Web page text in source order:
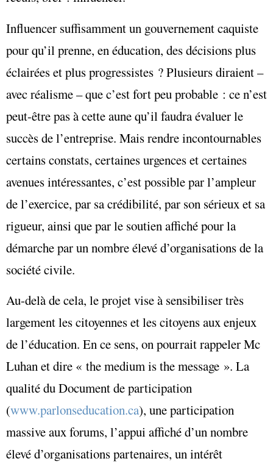
Influencer suffisamment un gouvernement caquiste
pour qu’il prenne, en éducation, des décisions plus
éclairées et plus progressistes ? Plusieurs diraient –
avec réalisme – que c’est fort peu probable : ce n’est
peut-être pas à cette aune qu’il faudra évaluer le
succès de l’entreprise. Mais rendre incontournables
certains constats, certaines urgences et certaines
avenues intéressantes, c’est possible par l’ampleur
de l’exercice, par sa crédibilité, par son sérieux et sa
rigueur, ainsi que par le soutien affiché pour la
démarche par un nombre élevé d’organisations de la
société civile.
Au-delà de cela, le projet vise à sensibiliser très
largement les citoyennes et les citoyens aux enjeux
de l’éducation. En ce sens, on pourrait rappeler Mc
Luhan et dire « the medium is the message ». La
qualité du Document de participation
(www.parlonseducation.ca), une participation
massive aux forums, l’appui affiché d’un nombre
élevé d’organisations partenaires, un intérêt